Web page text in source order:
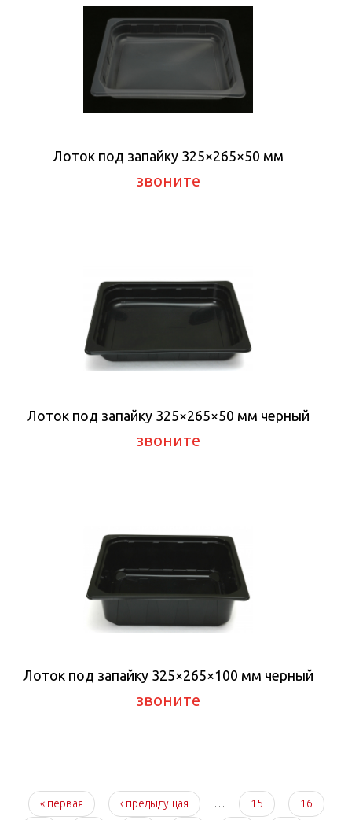
Лоток под запайку 325×265×50 мм
звоните
Лоток под запайку 325×265×50 мм черный
звоните
Лоток под запайку 325×265×100 мм черный
звоните
« первая ‹ предыдущая … 15 16